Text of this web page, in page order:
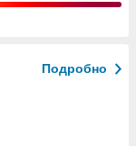
Подробно